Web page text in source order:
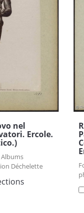
nel
Ercole.
Albums
Déchelette